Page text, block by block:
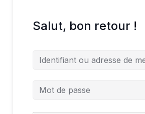
Salut, bon retour !